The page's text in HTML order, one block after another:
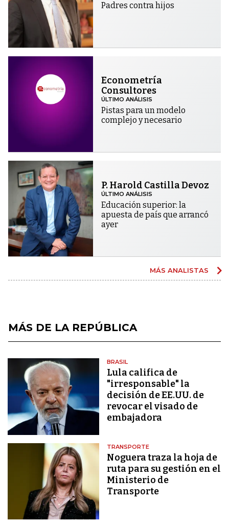
Padres contra hijos
Econometría
Consultores
ÚLTIMO ANÁLISIS
Pistas para un modelo
complejo y necesario
P. Harold Castilla Devoz
ÚLTIMO ANÁLISIS
Educación superior: la
apuesta de país que arrancó
ayer
MÁS ANALISTAS
MÁS DE LA REPÚBLICA
BRASIL
Lula califica de
"irresponsable" la
decisión de EE.UU. de
revocar el visado de
embajadora
TRANSPORTE
Noguera traza la hoja de
ruta para su gestión en el
Ministerio de
Transporte